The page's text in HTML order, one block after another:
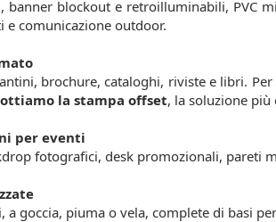
banner blockout e retroilluminabili, PVC
e comunicazione outdoor.
brochure, cataloghi, riviste e libri. Per
la stampa offset, la soluzione
per eventi
fotografici, desk promozionali, pareti
a goccia, piuma o vela, complete di basi